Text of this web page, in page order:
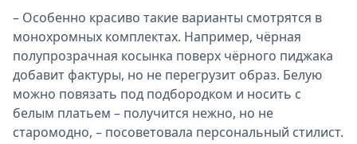
– Особенно красиво такие варианты смотрятся в
монохромных комплектах. Например, чёрная
полупрозрачная косынка поверх чёрного пиджака
добавит фактуры, но не перегрузит образ. Белую
можно повязать под подбородком и носить с
белым платьем – получится нежно, но не
старомодно, – посоветовала персональный стилист.